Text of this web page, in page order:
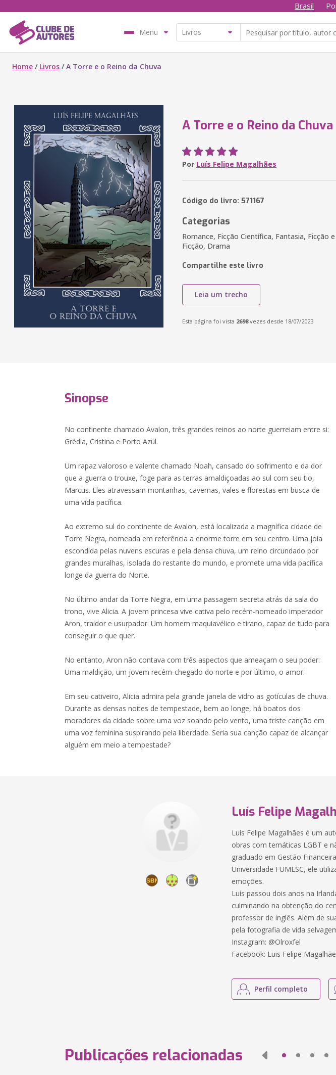
Brasil
Menu
Home / Livros /A Torre e o Reino da Chuva
A Torre e o Reino da Chuva
Por Luís Felipe Magalhães
Código do livro: 571167
Categorias
Romance, Ficção Científica, Fantasia, Ficção
Ficção, Drama
Compartilhe este livro
Leia um trecho
Esta página foi vista 2698vezes desde 18/07/2023
Sinopse
No continente chamado Avalon, três grandes reinos ao norte guerreiam entre si:
Grédia, Cristina e Porto Azul.
Um rapaz valoroso e valente chamado Noah, cansado do sofrimento e da dor
que a guerra o trouxe, foge para as terras amaldiçoadas ao sul com seu tio,
Marcus. Eles atravessam montanhas, cavernas, vales e florestas em busca de
uma vida pacífica.
Ao extremo sul do continente de Avalon, está localizada a magnífica cidade de
Torre Negra, nomeada em referência a enorme torre em seu centro. Uma joia
escondida pelas nuvens escuras e pela densa chuva, um reino circundado por
grandes muralhas, isolada do restante do mundo, e promete uma vida pacífica
longe da guerra do Norte.
No último andar da Torre Negra, em uma passagem secreta atrás da sala do
trono, vive Alicia. A jovem princesa vive cativa pelo recém-nomeado imperador
Aron, traidor e usurpador. Um homem maquiavélico e tirano, capaz de tudo para
conseguir o que quer.
No entanto, Aron não contava com três aspectos que ameaçam o seu poder:
Uma maldição, um jovem recém-chegado do norte e por último, o amor.
Em seu cativeiro, Alicia admira pela grande janela de vidro as gotículas de chuva.
Durante as densas noites de tempestade, bem ao longe, há boatos dos
moradores da cidade sobre uma voz soando pelo vento, uma triste canção em
uma voz feminina suspirando pela liberdade. Seria sua canção capaz de alcançar
alguém em meio a tempestade?
Luís Felipe
Luís Felipe Magalhães é um
obras com temáticas LGBT e
graduado em Gestão
Universidade FUMESC, ele
emoções.
Luís passou dois anos na
culminando na obtenção do
professor de inglês. Além de
pela fotografia de vida
Instagram: @Olroxfel
Facebook: Luis Felipe
Perfil completo
Publicações relacionadas